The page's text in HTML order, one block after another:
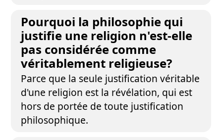
Pourquoi la philosophie qui
justifie une religion n'est-elle
pas considérée comme
véritablement religieuse?
Parce que la seule justification véritable
d'une religion est la révélation, qui est
hors de portée de toute justification
philosophique.